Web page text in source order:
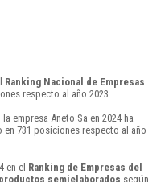
Ranking Nacional de Empresas
respecto al año 2023.
empresa Aneto Sa en 2024 ha
731 posiciones respecto al año
en el Ranking de Empresas del
semielaborados según